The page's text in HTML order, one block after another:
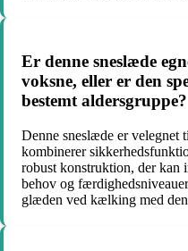
Er denne sneslæde
voksne, eller er den
bestemt aldersgruppe?
Denne sneslæde er velegnet
kombinerer
robust konstruktion, der kan
behov og
glæden ved kælking med